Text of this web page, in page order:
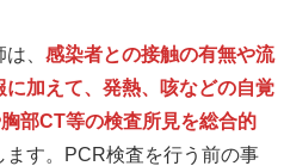
、 感染者との接触の有無や流
加えて、発熱、咳などの自覚
部CT等の検査所見を総合的
ます。PCR検査を行う前の事